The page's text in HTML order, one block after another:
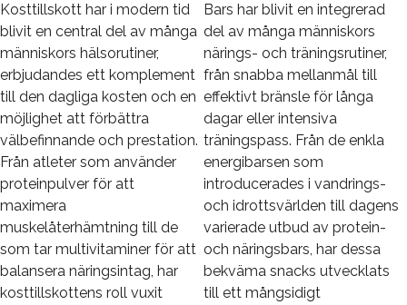
Kosttillskott har i modern tid
blivit en central del av många
människors hälsorutiner,
erbjudandes ett komplement
till den dagliga kosten och en
möjlighet att förbättra
välbefinnande och prestation.
Från atleter som använder
proteinpulver för att
maximera
muskelåterhämtning till de
som tar multivitaminer för att
balansera näringsintag, har
kosttillskottens roll vuxit
Bars har blivit en integrerad
del av många människors
närings- och träningsrutiner,
från snabba mellanmål till
effektivt bränsle för långa
dagar eller intensiva
träningspass. Från de enkla
energibarsen som
introducerades i vandrings-
och idrottsvärlden till dagens
varierade utbud av protein-
och näringsbars, har dessa
bekväma snacks utvecklats
till ett mångsidigt